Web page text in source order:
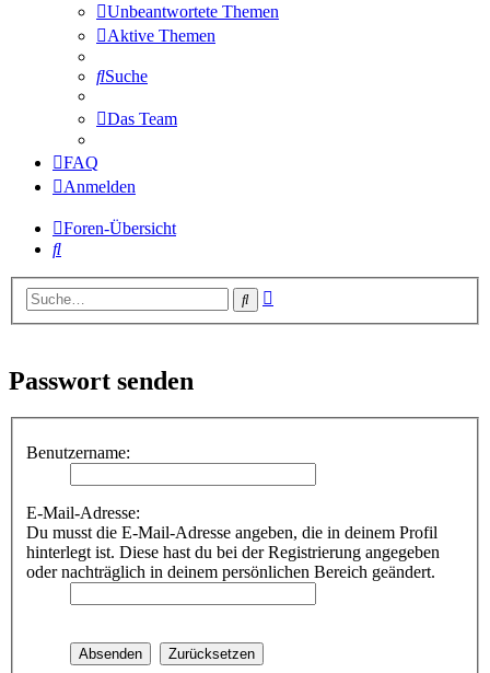
Unbeantwortete Themen
Aktive Themen
Suche
Das Team
FAQ
Anmelden
Foren-Übersicht
Suche
Suche
Passwort senden
Benutzername:
E-Mail-Adresse:
Du musst die E-Mail-Adresse angeben, die in deinem Profil
hinterlegt ist. Diese hast du bei der Registrierung angegeben
oder nachträglich in deinem persönlichen Bereich geändert.